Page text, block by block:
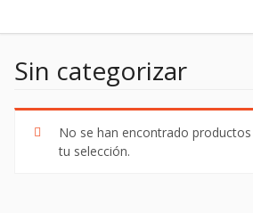
Sin categorizar
No se han encontrado
tu selección.